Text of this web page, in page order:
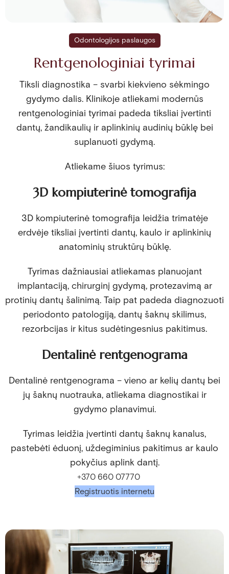
Odontologijos paslaugos
Rentgenologiniai tyrimai
Tiksli diagnostika – svarbi kiekvieno sėkmingo
gydymo dalis. Klinikoje atliekami modernūs
rentgenologiniai tyrimai padeda tiksliai įvertinti
dantų, žandikaulių ir aplinkinių audinių būklę bei
suplanuoti gydymą.
Atliekame šiuos tyrimus:
3D kompiuterinė tomografija
3D kompiuterinė tomografija leidžia trimatėje
erdvėje tiksliai įvertinti dantų, kaulo ir aplinkinių
anatominių struktūrų būklę.
Tyrimas dažniausiai atliekamas planuojant
implantaciją, chirurginį gydymą, protezavimą ar
protinių dantų šalinimą. Taip pat padeda diagnozuoti
periodonto patologiją, dantų šaknų skilimus,
rezorbcijas ir kitus sudėtingesnius pakitimus.
Dentalinė rentgenograma
Dentalinė rentgenograma – vieno ar kelių dantų bei
jų šaknų nuotrauka, atliekama diagnostikai ir
gydymo planavimui.
Tyrimas leidžia įvertinti dantų šaknų kanalus,
pastebėti ėduonį, uždegiminius pakitimus ar kaulo
pokyčius aplink dantį.
+370 660 07770
Registruotis internetu